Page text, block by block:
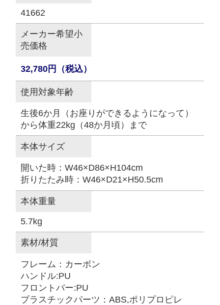
× 閉じる
41662
メーカー希望小
売価格
32,780円（税込）
使用対象年齢
生後6か月（お座りができるようになって）
から体重22kg（48か月頃）まで
本体サイズ
開いた時：W46×D86×H104cm
折りたたみ時：W46×D21×H50.5cm
本体重量
5.7kg
素材/材質
フレーム：カーボン
ハンドル:PU
フロントバー:PU
プラスチックパーツ：ABS,ポリプロピレ